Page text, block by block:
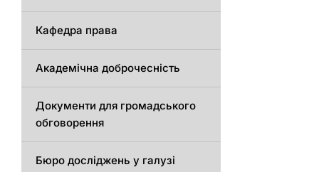
Кафедра права
Академічна доброчесність
Документи для громадського
обговорення
Бюро досліджень у галузі